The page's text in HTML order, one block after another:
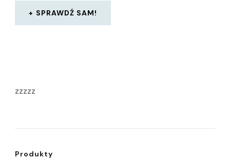
SPRAWDŹ SAM!
zzzzz
Produkty